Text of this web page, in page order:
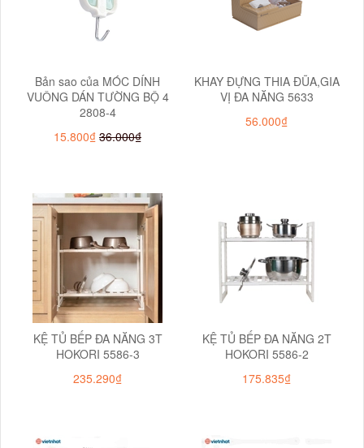
Bản sao của MÓC DÍNH
VUÔNG DÁN TƯỜNG BỘ 4
2808-4
15.800₫ 36.000₫
KHAY ĐỰNG THIA ĐŨA,GIA
VỊ ĐA NĂNG 5633
56.000₫
KỆ TỦ BẾP ĐA NĂNG 3T
HOKORI 5586-3
235.290₫
KỆ TỦ BẾP ĐA NĂNG 2T
HOKORI 5586-2
175.835₫